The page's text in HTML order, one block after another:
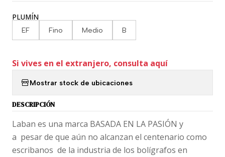
PLUMÍN
EF Fino Medio B
Si vives en el extranjero, consulta aquí
Mostrar stock de ubicaciones
DESCRIPCIÓN
Laban es una marca BASADA EN LA PASIÓN y
a pesar de que aún no alcanzan el centenario como
escribanos de la industria de los bolígrafos en